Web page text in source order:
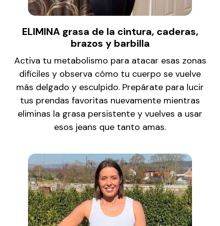
ELIMINA grasa de la cintura, caderas,
brazos y barbilla
Activa tu metabolismo para atacar esas zonas
difíciles y observa cómo tu cuerpo se vuelve
más delgado y esculpido. Prepárate para lucir
tus prendas favoritas nuevamente mientras
eliminas la grasa persistente y vuelves a usar
esos jeans que tanto amas.